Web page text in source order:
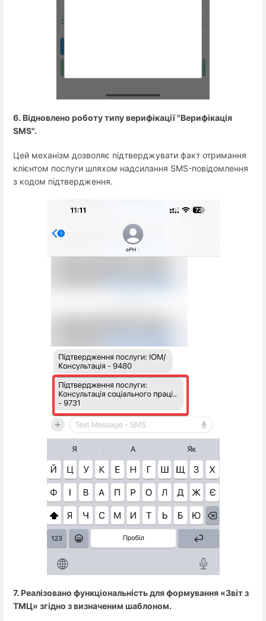
6. Відновлено роботу типу верифікації "Верифікація
SMS".
Цей механізм дозволяє підтверджувати факт отримання
клієнтом послуги шляхом надсилання SMS-повідомлення
з кодом підтвердження.
7. Реалізовано функціональність для формування «Звіт з
ТМЦ» згідно з визначеним шаблоном.